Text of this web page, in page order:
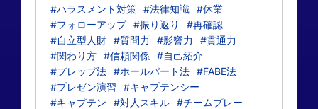
#ハラスメント対策 #法律知識 #休業
#フォローアップ #振り返り
#再確認
#自立型人財 #質問力 #影響力
#貫通力
#関わり方 #信頼関係 #自己紹介
#プレップ法 #ホールパート法 #FABE法
#プレゼン演習
#キャプテンシー
#キャプテン
#対人スキル #チームプレー